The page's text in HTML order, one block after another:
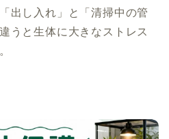
出し入れ」と「清掃中の管
うと生体に大きなストレス